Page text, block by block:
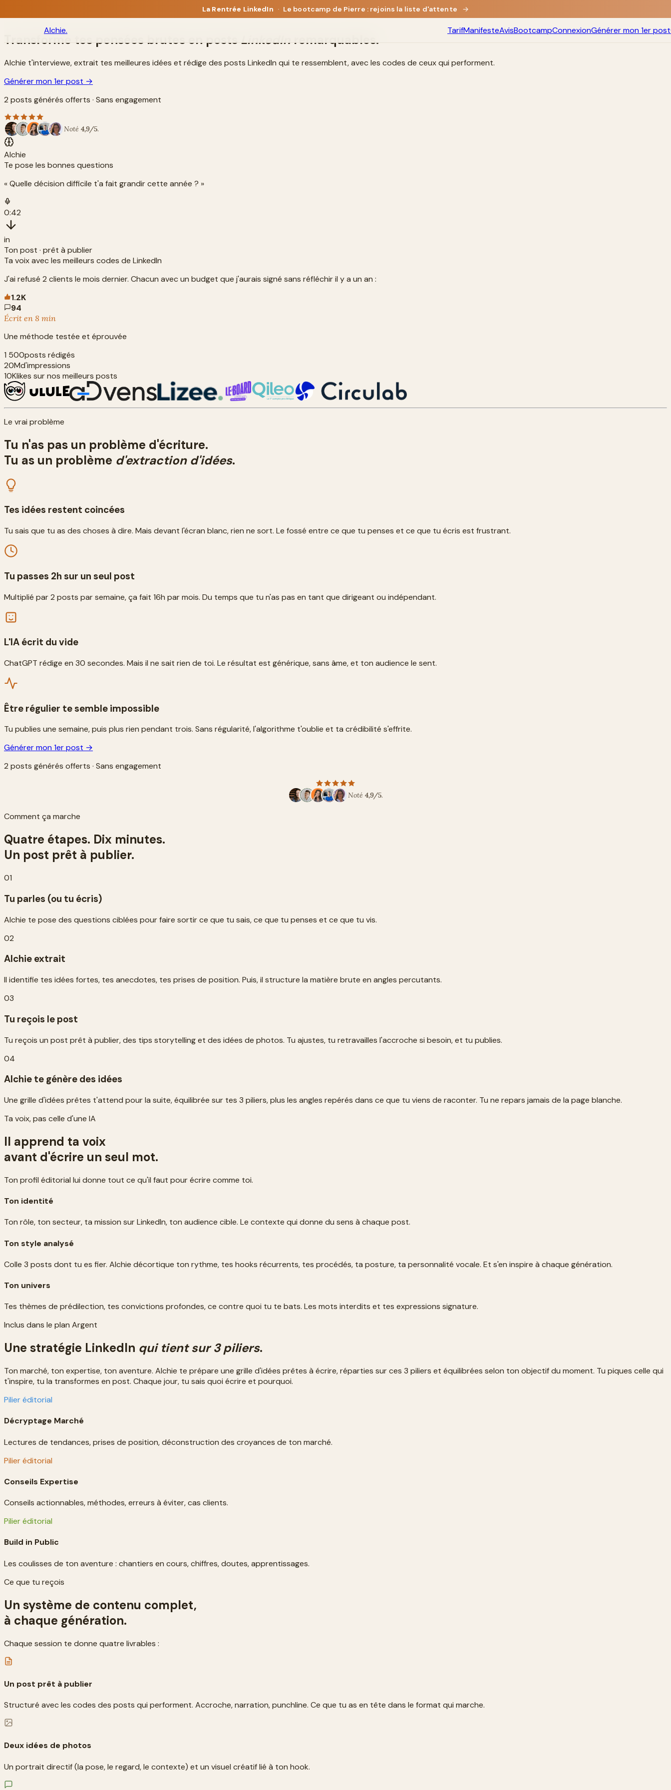
La Rentrée LinkedIn · Le bootcamp de Pierre : rejoins la liste d'attente →
Alchie. TarifManifesteAvisBootcampConnexionGénérer mon 1er post
Transforme tes pensées brutes en posts LinkedIn remarquables.
Alchie t'interviewe, extrait tes meilleures idées et rédige des posts LinkedIn qui te ressemblent, avec les codes de ceux qui performent.
Générer mon 1er post →
2 posts générés offerts · Sans engagement
Noté 4,9/5.
Alchie
Te pose les bonnes questions
« Quelle décision difficile t'a fait grandir cette année ? »
0:42
in
Ton post · prêt à publier
Ta voix avec les meilleurs codes de LinkedIn
J'ai refusé 2 clients le mois dernier. Chacun avec un budget que j'aurais signé sans réfléchir il y a un an :
1.2K
94
Écrit en 8 min
Une méthode testée et éprouvée
1 500posts rédigés
20Md'impressions
10Klikes sur nos meilleurs posts
Le vrai problème
Tu n'as pas un problème d'écriture.
Tu as un problème d'extraction d'idées.
Tes idées restent coincées
Tu sais que tu as des choses à dire. Mais devant l'écran blanc, rien ne sort. Le fossé entre ce que tu penses et ce que tu écris est frustrant.
Tu passes 2h sur un seul post
Multiplié par 2 posts par semaine, ça fait 16h par mois. Du temps que tu n'as pas en tant que dirigeant ou indépendant.
L'IA écrit du vide
ChatGPT rédige en 30 secondes. Mais il ne sait rien de toi. Le résultat est générique, sans âme, et ton audience le sent.
Être régulier te semble impossible
Tu publies une semaine, puis plus rien pendant trois. Sans régularité, l'algorithme t'oublie et ta crédibilité s'effrite.
Générer mon 1er post →
2 posts générés offerts · Sans engagement
Noté 4,9/5.
Comment ça marche
Quatre étapes. Dix minutes.
Un post prêt à publier.
01
Tu parles (ou tu écris)
Alchie te pose des questions ciblées pour faire sortir ce que tu sais, ce que tu penses et ce que tu vis.
02
Alchie extrait
Il identifie tes idées fortes, tes anecdotes, tes prises de position. Puis, il structure la matière brute en angles percutants.
03
Tu reçois le post
Tu reçois un post prêt à publier, des tips storytelling et des idées de photos. Tu ajustes, tu retravailles l'accroche si besoin, et tu publies.
04
Alchie te génère des idées
Une grille d'idées prêtes t'attend pour la suite, équilibrée sur tes 3 piliers, plus les angles repérés dans ce que tu viens de raconter. Tu ne repars jamais de la page blanche.
Ta voix, pas celle d'une IA
Il apprend ta voix
avant d'écrire un seul mot.
Ton profil éditorial lui donne tout ce qu'il faut pour écrire comme toi.
Ton identité
Ton rôle, ton secteur, ta mission sur LinkedIn, ton audience cible. Le contexte qui donne du sens à chaque post.
Ton style analysé
Colle 3 posts dont tu es fier. Alchie décortique ton rythme, tes hooks récurrents, tes procédés, ta posture, ta personnalité vocale. Et s'en inspire à chaque génération.
Ton univers
Tes thèmes de prédilection, tes convictions profondes, ce contre quoi tu te bats. Les mots interdits et tes expressions signature.
Inclus dans le plan Argent
Une stratégie LinkedIn qui tient sur 3 piliers.
Ton marché, ton expertise, ton aventure. Alchie te prépare une grille d'idées prêtes à écrire, réparties sur ces 3 piliers et équilibrées selon ton objectif du moment. Tu piques celle qui
t'inspire, tu la transformes en post. Chaque jour, tu sais quoi écrire et pourquoi.
Pilier éditorial
Décryptage Marché
Lectures de tendances, prises de position, déconstruction des croyances de ton marché.
Pilier éditorial
Conseils Expertise
Conseils actionnables, méthodes, erreurs à éviter, cas clients.
Pilier éditorial
Build in Public
Les coulisses de ton aventure : chantiers en cours, chiffres, doutes, apprentissages.
Ce que tu reçois
Un système de contenu complet,
à chaque génération.
Chaque session te donne quatre livrables :
Un post prêt à publier
Structuré avec les codes des posts qui performent. Accroche, narration, punchline. Ce que tu as en tête dans le format qui marche.
Deux idées de photos
Un portrait directif (la pose, le regard, le contexte) et un visuel créatif lié à ton hook.